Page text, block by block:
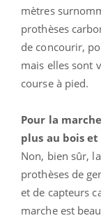
mètres
prothèses
de concourir,
mais elles sont
course à pied.
Pour la
plus au bois
Non, bien sûr,
prothèses de
et de capteurs
marche est